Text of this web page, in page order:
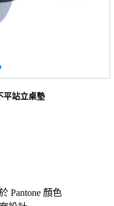
平站立桌墊
Pantone 顏色